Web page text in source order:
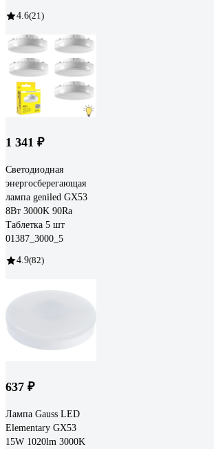
4.6(21)
1 341 ₽
Светодиодная
энергосберегающая
лампа geniled GX53
8Вт 3000K 90Ra
Таблетка 5 шт
01387_3000_5
4.9(82)
637 ₽
Лампа Gauss LED
Elementary GX53
15W 1020lm 3000K